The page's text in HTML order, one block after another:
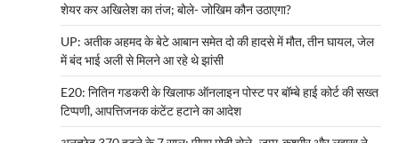
शेयर कर अखिलेश का तंज; बोले- जोखिम कौन उठाएगा?
UP: अतीक अहमद के बेटे आबान समेत दो की हादसे में मौत, तीन घायल, जेल
में बंद भाई अली से मिलने आ रहे थे झांसी
E20: नितिन गडकरी के खिलाफ ऑनलाइन पोस्ट पर बॉम्बे हाई कोर्ट की सख्त
टिप्पणी, आपत्तिजनक कंटेंट हटाने का आदेश